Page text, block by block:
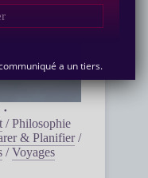
/Philosophie
& Planifier/
/Voyages
a un tiers.